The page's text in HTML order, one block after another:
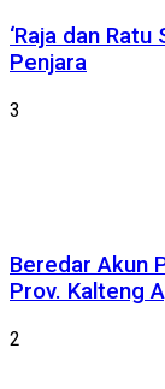
‘Raja dan
Penjara
3
Beredar Akun
Prov. Kalteng
2